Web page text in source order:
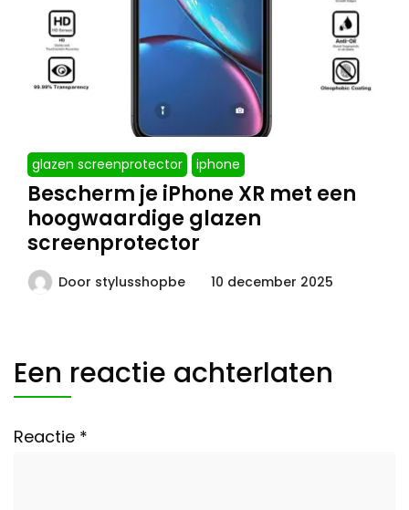
glazen screenprotector iphone
Bescherm je iPhone XR met een
hoogwaardige glazen
screenprotector
Door stylusshopbe 10 december 2025
Een reactie achterlaten
Reactie *